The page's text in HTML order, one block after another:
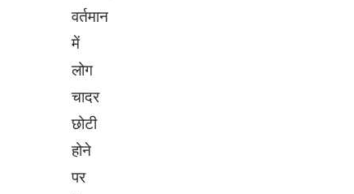
वर्तमान
में
लोग
चादर
छोटी
होने
पर